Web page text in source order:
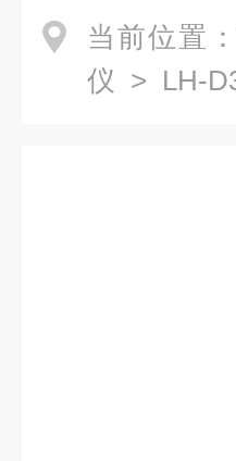
当前位置：
仪 > LH-